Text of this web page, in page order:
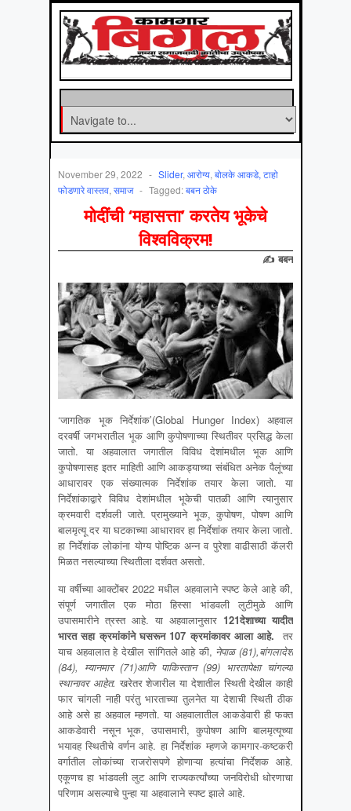
November 29, 2022 - Slider, आरोग्‍य, बोलके आकडे, टाहो
फोडणारे वास्तव, समाज - Tagged:बबन ठोके
मोदींची ‘महासत्ता’ करतेय भूकेचे
विश्वविक्रम!
✍ बबन
‘जागतिक भूक निर्देशांक’(Global Hunger Index) अहवाल
दरवर्षी जगभरातील भूक आणि कुपोषणाच्या स्थितीवर प्रसिद्ध केला
जातो. या अहवालात जगातील विविध देशांमधील भूक आणि
कुपोषणासह इतर माहिती आणि आकड्याच्या संबंधित अनेक पैलूंच्या
आधारावर एक संख्यात्मक निर्देशांक तयार केला जातो. या
निर्देशांकाद्वारे विविध देशांमधील भूकेची पातळी आणि त्यानुसार
क्रमवारी दर्शवली जाते. प्रामुख्याने भूक, कुपोषण, पोषण आणि
बालमृत्यू दर या घटकाच्या आधारावर हा निर्देशांक तयार केला जातो.
हा निर्देशांक लोकांना योग्य पोष्टिक अन्न व पुरेशा वाढीसाठी कॅलरी
मिळत नसल्याच्या स्थितीला दर्शवत असतो.
या वर्षीच्या आक्टोंबर 2022 मधील अहवालाने स्पष्ट केले आहे की,
संपूर्ण जगातील एक मोठा हिस्सा भांडवली लुटीमुळे आणि
उपासमारीने त्रस्त आहे. या अहवालानुसार 121देशाच्या यादीत
भारत सहा क्रमांकांने घसरून107 क्रमांकावर आला आहे. तर
याच अहवालात हे देखील सांगितले आहे की, नेपाळ (81),बांगलादेश
(84), म्यानमार (71)आणि पाकिस्तान (99) भारतापेक्षा चांगल्या
स्थानावर आहेत. खरेतर शेजारील या देशातील स्थिती देखील काही
फार चांगली नाही परंतु भारताच्या तुलनेत या देशाची स्थिती ठीक
आहे असे हा अहवाल म्हणतो. या अहवालातील आकडेवारी ही फक्त
आकडेवारी नसून भूक, उपासमारी, कुपोषण आणि बालमृत्यूच्या
भयावह स्थितीचे वर्णन आहे. हा निर्देशांक म्हणजे कामगार-कष्टकरी
वर्गातील लोकांच्या राजरोसपणे होणाऱ्या हत्यांचा निर्देशक आहे.
एकूणच हा भांडवली लुट आणि राज्यकर्त्यांच्या जनविरोधी धोरणाचा
परिणाम असल्याचे पुन्हा या अहवालाने स्पष्ट झाले आहे.